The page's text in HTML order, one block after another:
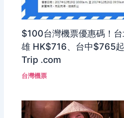
$100台灣機票優惠碼！
雄 HK$716、台中$765
Trip .com
台灣機票